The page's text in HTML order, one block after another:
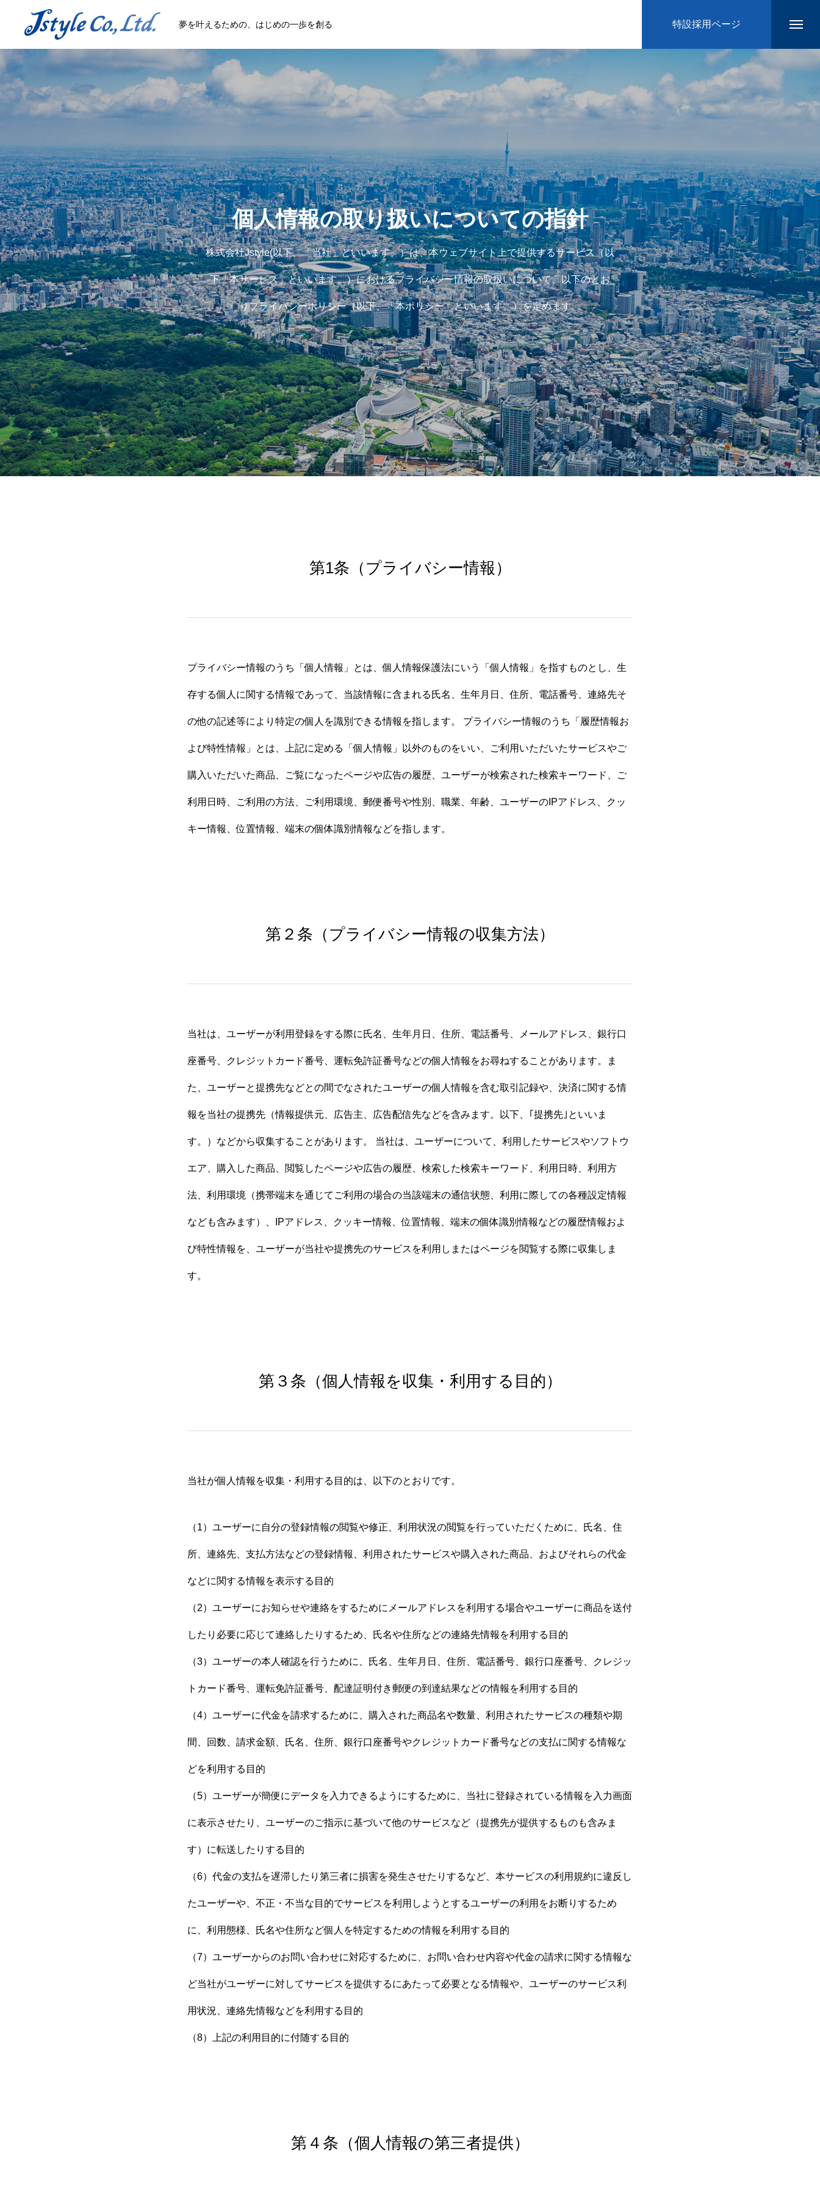
夢を叶えるための、はじめの一歩を創る 特設採用ページ
個人情報の取り扱いについての指針
株式会社Jstyle(以下、「当社」といいます。）は、本ウェブサイト上で提供するサービス（以
下「本サービス」といいます。）におけるプライバシー情報の取扱いについて、以下のとお
りプライバシーポリシー（以下、「本ポリシー」といいます。）を定めます。
第1条（プライバシー情報）
プライバシー情報のうち「個人情報」とは、個人情報保護法にいう「個人情報」を指すものとし、生
存する個人に関する情報であって、当該情報に含まれる氏名、生年月日、住所、電話番号、連絡先そ
の他の記述等により特定の個人を識別できる情報を指します。 プライバシー情報のうち「履歴情報お
よび特性情報」とは、上記に定める「個人情報」以外のものをいい、ご利用いただいたサービスやご
購入いただいた商品、ご覧になったページや広告の履歴、ユーザーが検索された検索キーワード、ご
利用日時、ご利用の方法、ご利用環境、郵便番号や性別、職業、年齢、ユーザーのIPアドレス、クッ
キー情報、位置情報、端末の個体識別情報などを指します。
第２条（プライバシー情報の収集方法）
当社は、ユーザーが利用登録をする際に氏名、生年月日、住所、電話番号、メールアドレス、銀行口
座番号、クレジットカード番号、運転免許証番号などの個人情報をお尋ねすることがあります。ま
た、ユーザーと提携先などとの間でなされたユーザーの個人情報を含む取引記録や、決済に関する情
報を当社の提携先（情報提供元、広告主、広告配信先などを含みます。以下、｢提携先｣といいま
す。）などから収集することがあります。 当社は、ユーザーについて、利用したサービスやソフトウ
エア、購入した商品、閲覧したページや広告の履歴、検索した検索キーワード、利用日時、利用方
法、利用環境（携帯端末を通じてご利用の場合の当該端末の通信状態、利用に際しての各種設定情報
なども含みます）、IPアドレス、クッキー情報、位置情報、端末の個体識別情報などの履歴情報およ
び特性情報を、ユーザーが当社や提携先のサービスを利用しまたはページを閲覧する際に収集しま
す。
第３条（個人情報を収集・利用する目的）
当社が個人情報を収集・利用する目的は、以下のとおりです。
（1）ユーザーに自分の登録情報の閲覧や修正、利用状況の閲覧を行っていただくために、氏名、住
所、連絡先、支払方法などの登録情報、利用されたサービスや購入された商品、およびそれらの代金
などに関する情報を表示する目的
（2）ユーザーにお知らせや連絡をするためにメールアドレスを利用する場合やユーザーに商品を送付
したり必要に応じて連絡したりするため、氏名や住所などの連絡先情報を利用する目的
（3）ユーザーの本人確認を行うために、氏名、生年月日、住所、電話番号、銀行口座番号、クレジッ
トカード番号、運転免許証番号、配達証明付き郵便の到達結果などの情報を利用する目的
（4）ユーザーに代金を請求するために、購入された商品名や数量、利用されたサービスの種類や期
間、回数、請求金額、氏名、住所、銀行口座番号やクレジットカード番号などの支払に関する情報な
どを利用する目的
（5）ユーザーが簡便にデータを入力できるようにするために、当社に登録されている情報を入力画面
に表示させたり、ユーザーのご指示に基づいて他のサービスなど（提携先が提供するものも含みま
す）に転送したりする目的
（6）代金の支払を遅滞したり第三者に損害を発生させたりするなど、本サービスの利用規約に違反し
たユーザーや、不正・不当な目的でサービスを利用しようとするユーザーの利用をお断りするため
に、利用態様、氏名や住所など個人を特定するための情報を利用する目的
（7）ユーザーからのお問い合わせに対応するために、お問い合わせ内容や代金の請求に関する情報な
ど当社がユーザーに対してサービスを提供するにあたって必要となる情報や、ユーザーのサービス利
用状況、連絡先情報などを利用する目的
（8）上記の利用目的に付随する目的
第４条（個人情報の第三者提供）